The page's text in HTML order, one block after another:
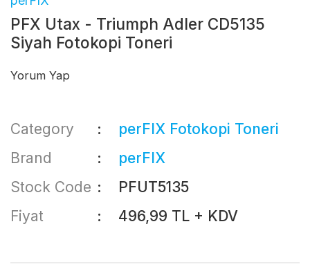
PFX Utax - Triumph Adler CD5135
Siyah Fotokopi Toneri
Yorum Yap
Category
perFIX Fotokopi Toneri
Brand
perFIX
Stock Code
PFUT5135
Fiyat
496,99 TL + KDV